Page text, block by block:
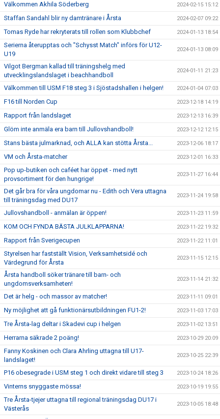
Välkommen Akhila Söderberg 2024-02-15 15:12
Staffan Sandahl blir ny damtränare i Årsta 2024-02-07 09:22
Tomas Ryde har rekryterats till rollen som Klubbchef 2024-01-13 18:54
Serierna återupptas och "Schysst Match" införs för U12-
U19
2024-01-13 08:09
Vilgot Bergman kallad till träningshelg med
utvecklingslandslaget i beachhandboll
2024-01-11 21:23
Välkommen till USM F18 steg 3 i Sjöstadshallen i helgen! 2024-01-04 07:03
F16 till Norden Cup 2023-12-18 14:19
Rapport från landslaget 2023-12-13 16:39
Glöm inte anmäla era barn till Jullovshandboll! 2023-12-12 12:15
Stans bästa julmarknad, och ALLA kan stötta Årsta... 2023-12-06 18:17
VM och Årsta-matcher 2023-12-01 16:33
Pop up-butiken och caféet har öppet - med nytt
provsortiment för den hungrige!
2023-11-27 16:44
Det går bra för våra ungdomar nu - Edith och Vera uttagna
till träningsdag med DU17
2023-11-24 19:58
Jullovshandboll - anmälan är öppen! 2023-11-23 11:59
KOM OCH FYNDA BÄSTA JULKLAPPARNA! 2023-11-22 19:32
Rapport från Sverigecupen 2023-11-22 11:01
Styrelsen har fastställt Vision, Verksamhetsidé och
Värdegrund för Årsta
2023-11-15 12:15
Årsta handboll söker tränare till barn- och
ungdomsverksamheten!
2023-11-14 21:32
Det är helg - och massor av matcher! 2023-11-11 09:01
Ny möjlighet att gå funktionärsutbildningen FU1-2! 2023-11-03 17:03
Tre Årsta-lag deltar i Skadevi cup i helgen 2023-11-02 13:51
Herrarna säkrade 2 poäng! 2023-10-29 20:09
Fanny Koskinen och Clara Ahrling uttagna till U17-
landslaget!
2023-10-25 22:39
P16 obesegrade i USM steg 1 och direkt vidare till steg 3 2023-10-24 18:26
Vinterns snyggaste mössa! 2023-10-19 19:55
Tre Årsta-tjejer uttagna till regional träningsdag DU17 i
Västerås
2023-10-05 18:48